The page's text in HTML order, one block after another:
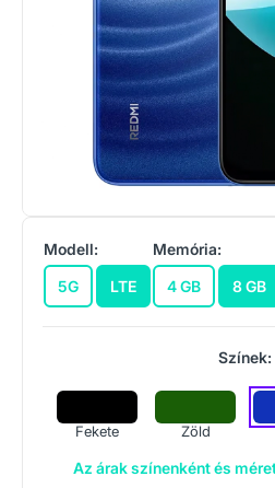
Modell:
5G
LTE
Memória:
4 GB
8 GB
Színek:
Fekete Zöld
Az árak színenként és